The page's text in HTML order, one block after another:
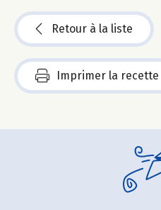
Retour à la liste
Imprimer la recette